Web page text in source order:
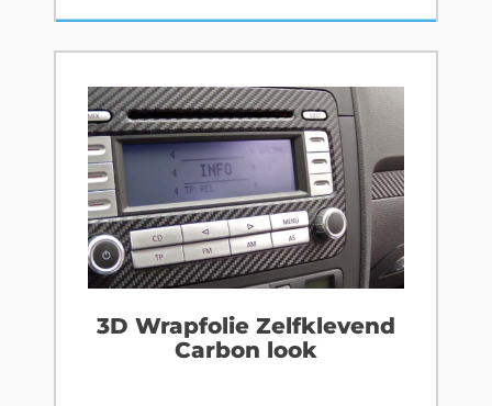
3D Wrapfolie Zelfklevend
Carbon look